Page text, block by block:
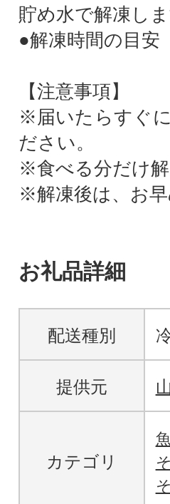
貯め水で解凍しま
●解凍時間の目
【注意事項】
※届いたらすぐ
ださい。
※食べる分だけ
※解凍後は、お
お礼品詳細
配送種別
提供元
カテゴリ